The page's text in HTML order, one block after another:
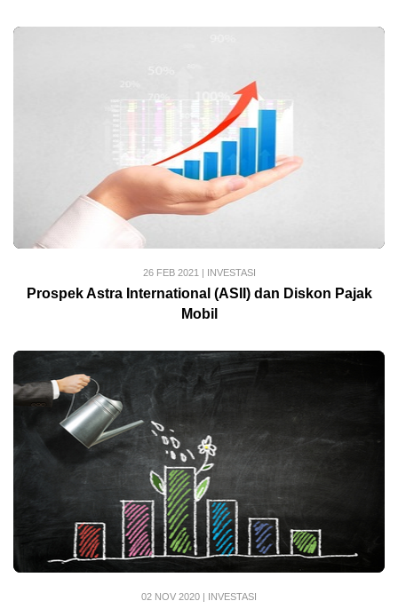
26 FEB 2021 | INVESTASI
Prospek Astra International (ASII) dan Diskon Pajak
Mobil
02 NOV 2020 | INVESTASI